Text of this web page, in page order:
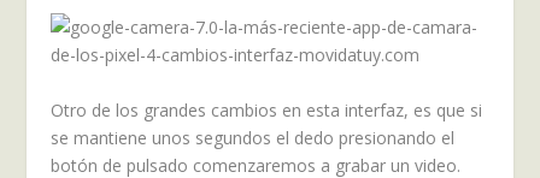
Otro de los grandes cambios en esta interfaz, es que si
se mantiene unos segundos el dedo presionando el
botón de pulsado comenzaremos a grabar un video.